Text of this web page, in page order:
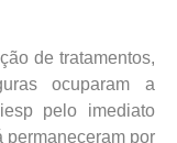
de tratamentos,
ocuparam a
pelo imediato
permaneceram por